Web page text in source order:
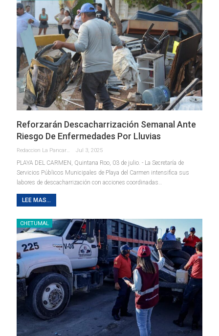
Reforzarán Descacharrización Semanal Ante
Riesgo De Enfermedades Por Lluvias
Redaccion La Pancarta De Quintana Roo Jul 3, 2025
PLAYA DEL CARMEN, Quintana Roo, 03 de julio. - La Secretaría de
Servicios Públicos Municipales de Playa del Carmen intensifica sus
labores de descacharrización con acciones coordinadas…
LEE MAS...
CHETUMAL